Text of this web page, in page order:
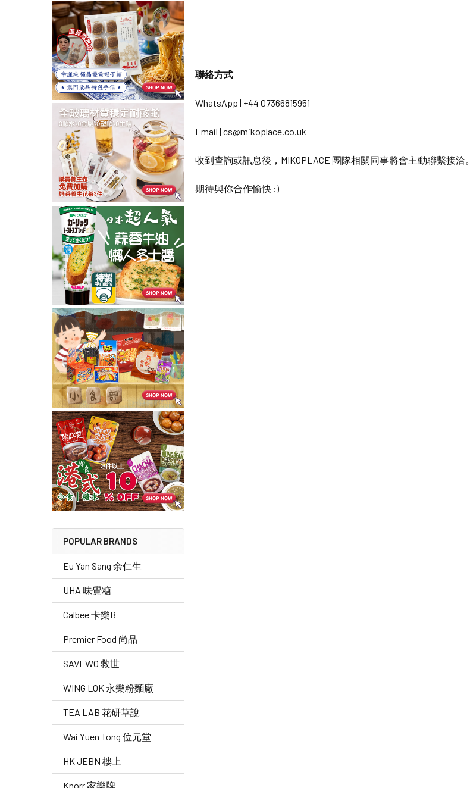
POPULAR BRANDS
Eu Yan Sang 余仁生
UHA 味覺糖
Calbee 卡樂B
Premier Food 尚品
SAVEWO 救世
WING LOK 永樂粉麵廠
TEA LAB 花研草說
Wai Yuen Tong 位元堂
HK JEBN 樓上
Knorr 家樂牌
聯絡方式
WhatsApp | +44 07366815951
Email |cs@mikoplace.co.uk
收到查詢或訊息後，MIKOPLACE 團隊相關同事將會主動聯繫接洽。
期待與你合作愉快 :)